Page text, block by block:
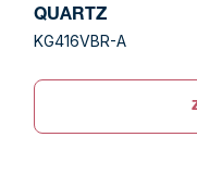
QUARTZ
KG416VBR-A